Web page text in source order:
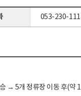
053-230-
5개 정류장 이동 후(약